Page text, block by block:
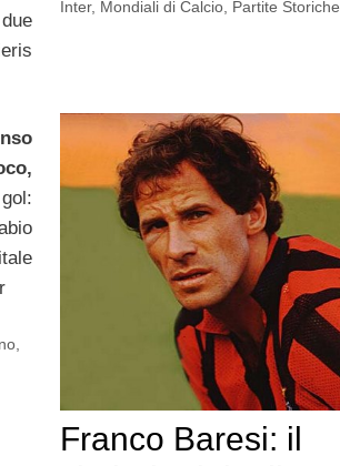
Inter, Mondiali di Calcio, Partite Storiche
Franco Baresi: il